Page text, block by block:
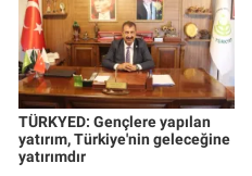
TÜRKYED: Gençlere yapılan
yatırım, Türkiye'nin geleceğine
yatırımdır